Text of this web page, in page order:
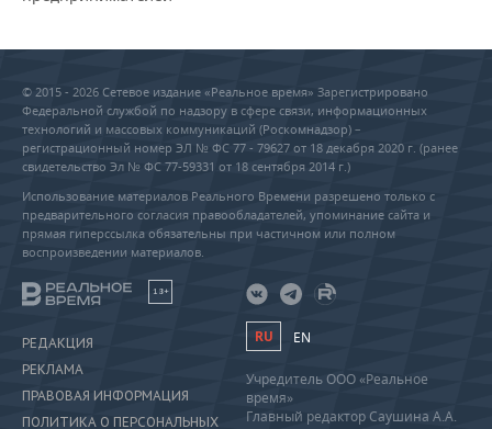
© 2015 - 2026 Сетевое издание «Реальное время» Зарегистрировано
Федеральной службой по надзору в сфере связи, информационных
технологий и массовых коммуникаций (Роскомнадзор) –
регистрационный номер ЭЛ № ФС 77 - 79627 от 18 декабря 2020 г. (ранее
свидетельство Эл № ФС 77-59331 от 18 сентября 2014 г.)
Использование материалов Реального Времени разрешено только с
предварительного согласия правообладателей, упоминание сайта и
прямая гиперссылка обязательны при частичном или полном
воспроизведении материалов.
18+
РЕДАКЦИЯ
РЕКЛАМА
ПРАВОВАЯ ИНФОРМАЦИЯ
ПОЛИТИКА О ПЕРСОНАЛЬНЫХ
RU EN
Учредитель ООО «Реальное
время»
Главный редактор Саушина А.А.